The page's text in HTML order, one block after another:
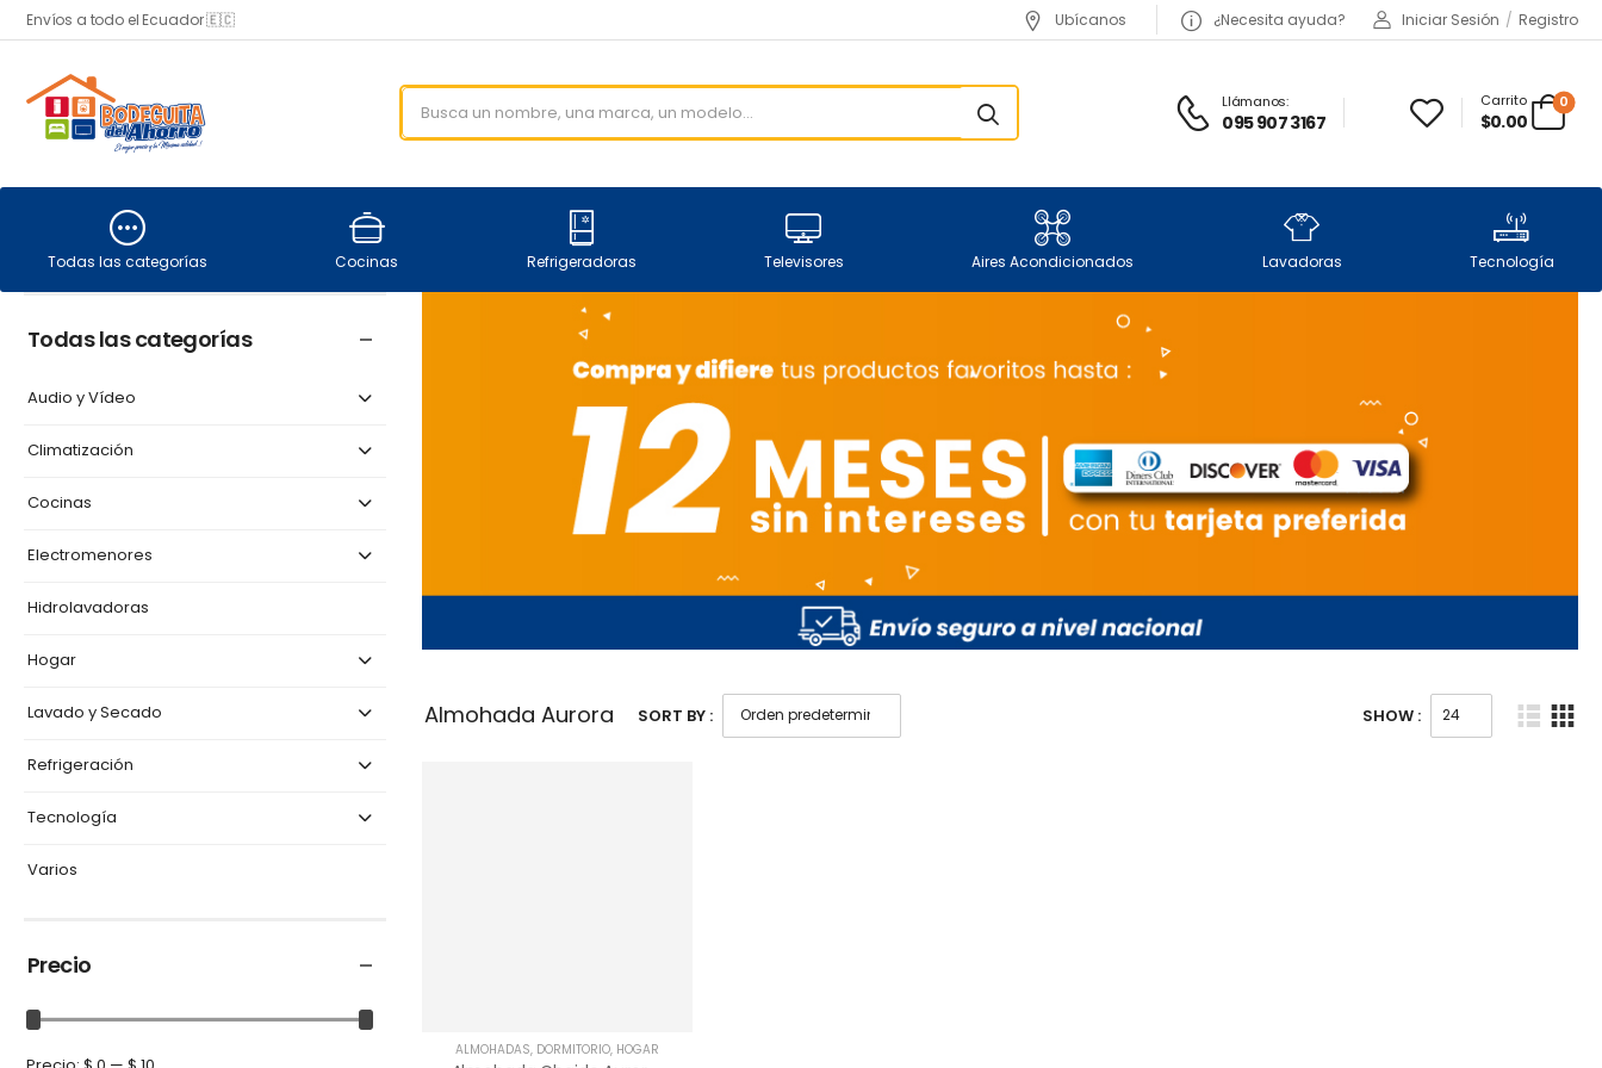
Envíos a todo el Ecuador 🇪🇨 Ubícanos ¿Necesita ayuda? Iniciar Sesión / Registro
Llámanos:
095 907 3167
Carrito
$0.00
0
Todas las categorías Cocinas Refrigeradoras Televisores Aires Acondicionados Lavadoras Tecnología
Todas las categorías
Audio y Vídeo
Climatización
Cocinas
Electromenores
Hidrolavadoras
Hogar
Lavado y Secado
Refrigeración
Tecnología
Varios
Precio
Almohada Aurora SORT BY : SHOW :
ALMOHADAS, DORMITORIO, HOGAR